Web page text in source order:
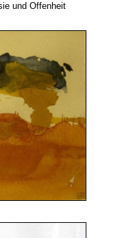
und Offenheit